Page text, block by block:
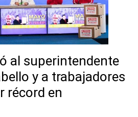
al superintendente
y a trabajadores
récord en